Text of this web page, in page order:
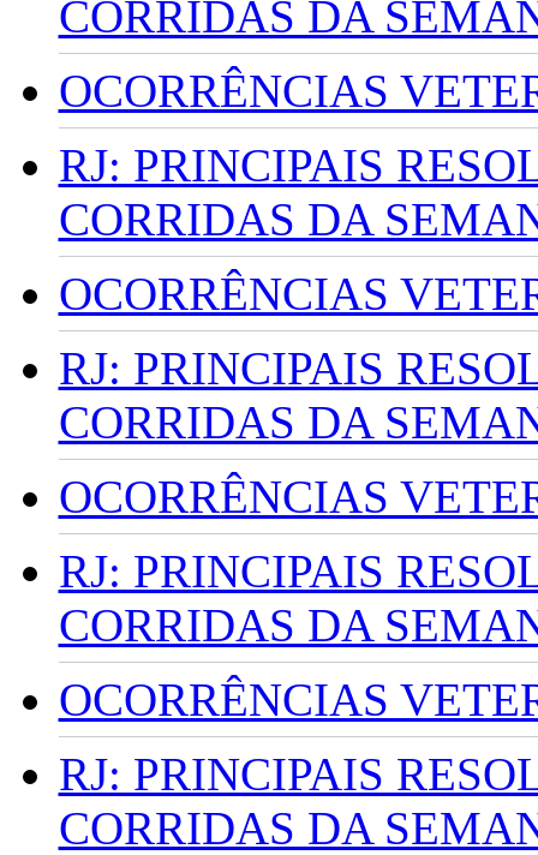
CORRIDAS DA
OCORRÊNCIAS
RJ: PRINCIPAIS
CORRIDAS DA
OCORRÊNCIAS
RJ: PRINCIPAIS
CORRIDAS DA
OCORRÊNCIAS
RJ: PRINCIPAIS
CORRIDAS DA
OCORRÊNCIAS
RJ: PRINCIPAIS
CORRIDAS DA